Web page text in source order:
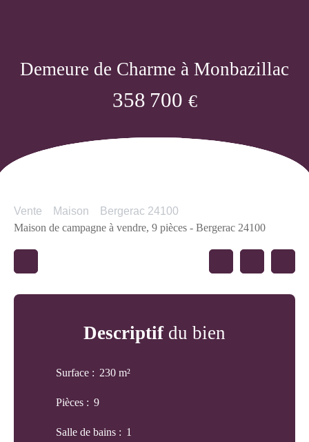
Demeure de Charme à Monbazillac
358 700 €
Vente Maison
Bergerac 24100
Maison de campagne à vendre, 9 pièces - Bergerac 24100
Descriptifdu bien
Surface : 230 m²
Pièces : 9
Salle de bains : 1